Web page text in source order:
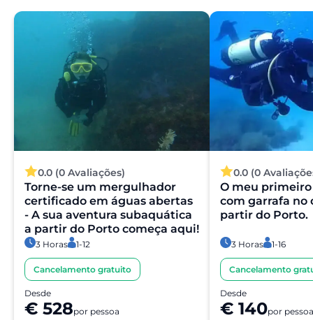
página da experiência antes de concluir a reserva.
A minha reserva é confirmada
imediatamente?
Sim, a sua reserva é processada de imediato. O nosso
parceiro procede a uma validação rápida para garantir a
disponibilidade da experiência. Em poucos momentos,
recebe a confirmação no seu e-mail.
O pagamento é seguro?
Sim. Todos os pagamentos são processados através de
sistemas de pagamento seguros e encriptados,
garantindo total proteção dos seus dados pessoais e
financeiros.
0.0 (0 Avaliações)
Torne-se um mergulhador
certificado em águas abertas
- A sua aventura subaquática
a partir do Porto começa aqui!
3 Horas 1-12
Cancelamento gratuito
Desde
€ 528por pessoa
0.0 (0
O meu
com garrafa no
partir do Porto.
3 Horas 1-16
Cancelamento
Desde
€ 140por pessoa